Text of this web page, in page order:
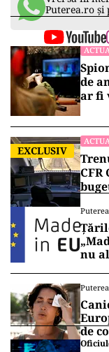
Puterea.ro și
de
ar fi
EXCLUSIV
nu
de